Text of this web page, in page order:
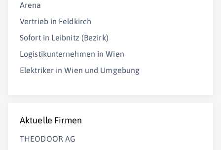
Arena
Vertrieb in Feldkirch
Sofort in Leibnitz (Bezirk)
Logistikunternehmen in Wien
Elektriker in Wien und Umgebung
Aktuelle Firmen
THEODOOR AG